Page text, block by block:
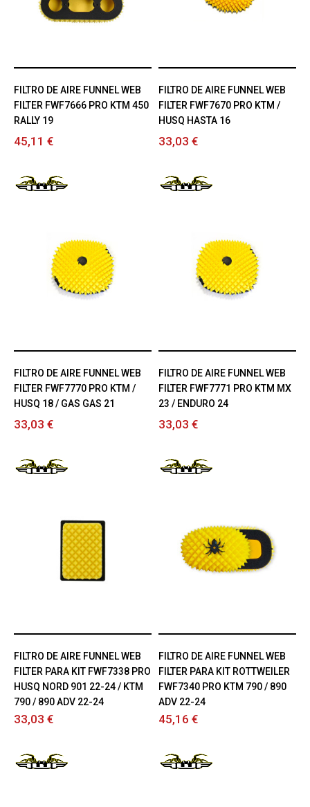
FILTRO DE AIRE FUNNEL WEB
FILTER FWF7666 PRO KTM 450
RALLY 19
45,11 €
FILTRO DE AIRE FUNNEL WEB
FILTER FWF7670 PRO KTM /
HUSQ HASTA 16
33,03 €
FILTRO DE AIRE FUNNEL WEB
FILTER FWF7770 PRO KTM /
HUSQ 18 / GAS GAS 21
33,03 €
FILTRO DE AIRE FUNNEL WEB
FILTER FWF7771 PRO KTM MX
23 / ENDURO 24
33,03 €
FILTRO DE AIRE FUNNEL WEB
FILTER PARA KIT FWF7338 PRO
HUSQ NORD 901 22-24 / KTM
790 / 890 ADV 22-24
33,03 €
FILTRO DE AIRE FUNNEL WEB
FILTER PARA KIT ROTTWEILER
FWF7340 PRO KTM 790 / 890
ADV 22-24
45,16 €